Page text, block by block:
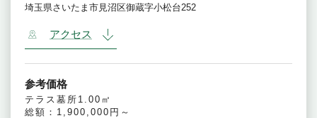
埼玉県さいたま市見沼区御蔵字小松台252
アクセス
参考価格
テラス墓所1.00㎡
総額：1,900,000円～